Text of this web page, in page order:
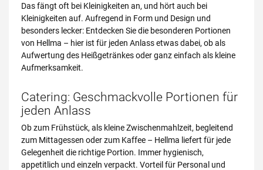
Das fängt oft bei Kleinigkeiten an, und hört auch bei
Kleinigkeiten auf. Aufregend in Form und Design und
besonders lecker: Entdecken Sie die besonderen Portionen
von Hellma – hier ist für jeden Anlass etwas dabei, ob als
Aufwertung des Heißgetränkes oder ganz einfach als kleine
Aufmerksamkeit.
Catering: Geschmackvolle Portionen für
jeden Anlass
Ob zum Frühstück, als kleine Zwischenmahlzeit, begleitend
zum Mittagessen oder zum Kaffee – Hellma liefert für jede
Gelegenheit die richtige Portion. Immer hygienisch,
appetitlich und einzeln verpackt. Vorteil für Personal und